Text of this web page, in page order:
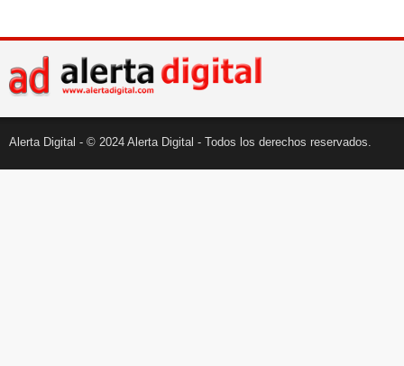
Alerta Digital - © 2024 Alerta Digital - Todos los derechos reservados.